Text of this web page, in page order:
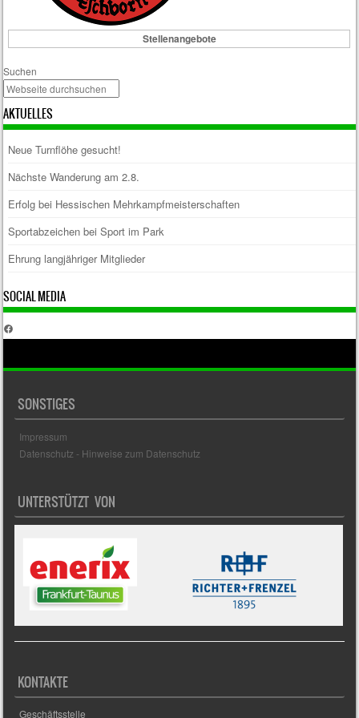
Stellenangebote
Suchen
AKTUELLES
Neue Turnflöhe gesucht!
Nächste Wanderung am 2.8.
Erfolg bei Hessischen Mehrkampfmeisterschaften
Sportabzeichen bei Sport im Park
Ehrung langjähriger Mitglieder
SOCIAL MEDIA
Facebook
SONSTIGES
Impressum
Datenschutz - Hinweise zum Datenschutz
UNTERSTÜTZT VON
KONTAKTE
Geschäftsstelle